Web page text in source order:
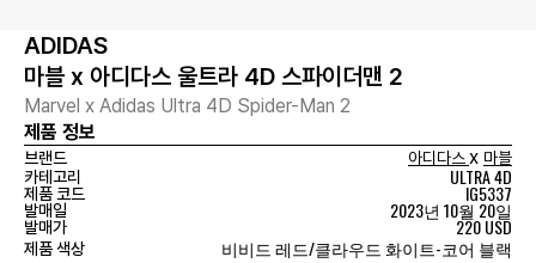
ADIDAS
마블 x 아디다스 울트라 4D 스파이더맨 2
Marvel x Adidas Ultra 4D Spider-Man 2
제품 정보
브랜드 아디다스x 마블
카테고리
ULTRA 4D
제품 코드 IG5337
발매일 2023년 10월 20일
발매가 220 USD
제품 색상 비비드 레드/클라우드 화이트-코어 블랙